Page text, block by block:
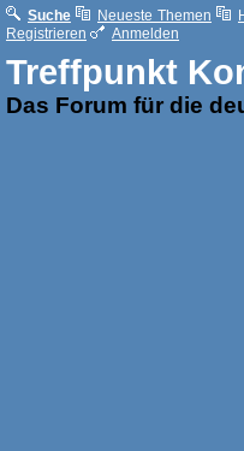
Suche Neueste Themen
Registrieren
Anmelden
Treffpunkt
Das Forum für die